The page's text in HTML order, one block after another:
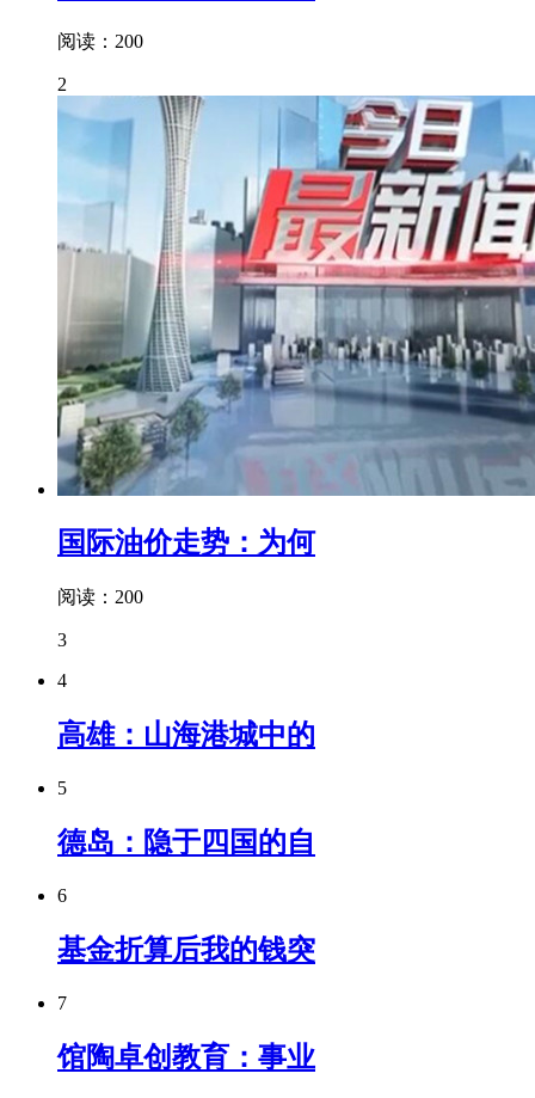
阅读：200
2
国际油价走势：为何
阅读：200
3
4
高雄：山海港城中的
5
德岛：隐于四国的自
6
基金折算后我的钱突
7
馆陶卓创教育：事业